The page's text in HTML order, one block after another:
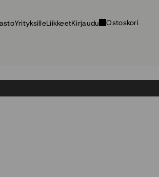
YrityksilleLiikkeetKirjaudu Ostoskori